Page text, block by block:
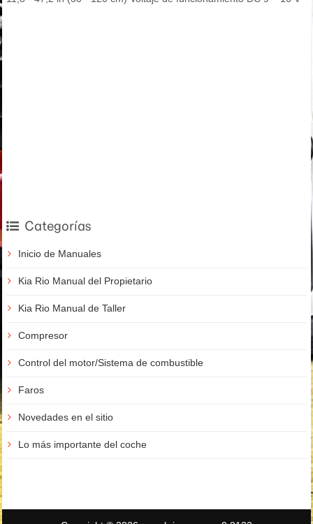
Categorías
Inicio de Manuales
Kia Rio Manual del Propietario
Kia Rio Manual de Taller
Compresor
Control del motor/Sistema de combustible
Faros
Novedades en el sitio
Lo más importante del coche